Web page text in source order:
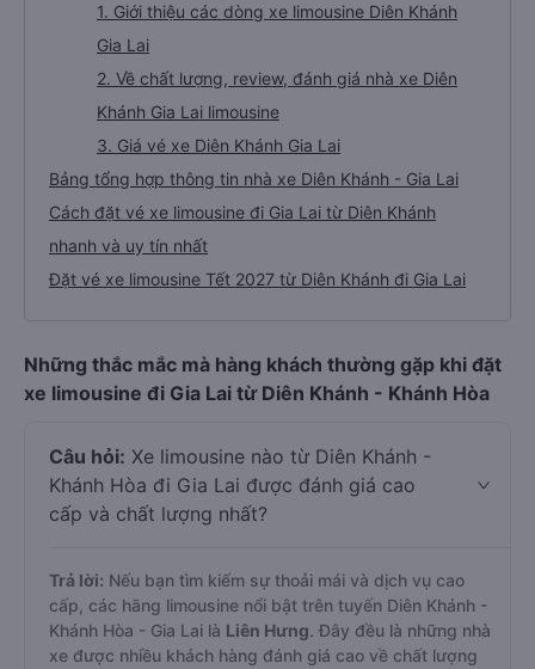
1. Giới thiệu các dòng xe limousine Diên Khánh
Gia Lai
2. Về chất lượng, review, đánh giá nhà xe Diên
Khánh Gia Lai limousine
3. Giá vé xe Diên Khánh Gia Lai
Bảng tổng hợp thông tin nhà xe Diên Khánh - Gia Lai
Cách đặt vé xe limousine đi Gia Lai từ Diên Khánh
nhanh và uy tín nhất
Đặt vé xe limousine Tết 2027 từ Diên Khánh đi Gia Lai
Những thắc mắc mà hàng khách thường gặp khi đặt
xe limousine đi Gia Lai từ Diên Khánh - Khánh Hòa
Câu hỏi: Xe limousine nào từ Diên Khánh -
Khánh Hòa đi Gia Lai được đánh giá cao
cấp và chất lượng nhất?
Trả lời: Nếu bạn tìm kiếm sự thoải mái và dịch vụ cao
cấp, các hãng limousine nổi bật trên tuyến Diên Khánh -
Khánh Hòa - Gia Lai là Liên Hưng. Đây đều là những nhà
xe được nhiều khách hàng đánh giá cao về chất lượng